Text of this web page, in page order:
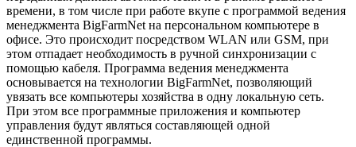
времени, в том числе при работе вкупе с программой ведения
менеджмента BigFarmNet на персональном компьютере в
офисе. Это происходит посредством WLAN или GSM, при
этом отпадает необходимость в ручной синхронизации с
помощью кабеля. Программа ведения менеджмента
основывается на технологии BigFarmNet, позволяющий
увязать все компьютеры хозяйства в одну локальную сеть.
При этом все программные приложения и компьютер
управления будут являться составляющей одной
единственной программы.